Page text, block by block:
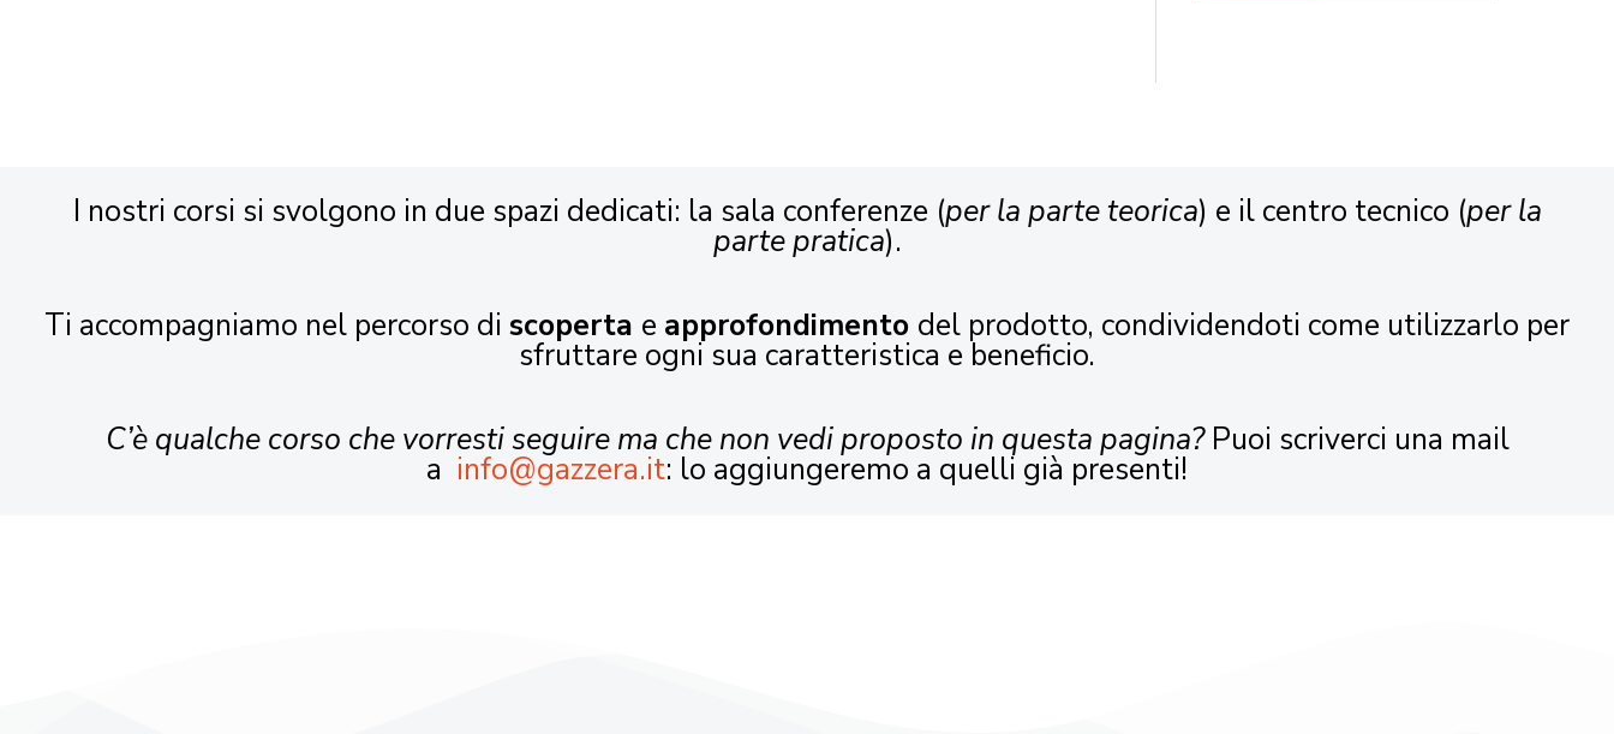
I nostri corsi si svolgono in due spazi dedicati: la sala conferenze (per la parte teorica) e il centro tecnico (per la
parte pratica).
Ti accompagniamo nel percorso di scoperta e approfondimento del prodotto, condividendoti come utilizzarlo per
sfruttare ogni sua caratteristica e beneficio.
C’è qualche corso che vorresti seguire ma che non vedi proposto in questa pagina?Puoi scriverci una mail
a info@gazzera.it: lo aggiungeremo a quelli già presenti!